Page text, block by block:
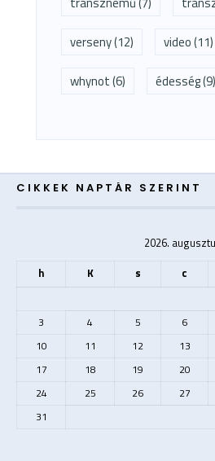
verseny(12) video(11)
whynot(6) édesség(9)
CIKKEK NAPTÁR SZERINT
2026.
h
K s c
3
4 5 6
10
11 12 13
17
18 19 20
24
25 26 27
31